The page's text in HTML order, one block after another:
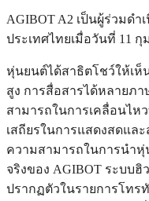
AGIBOT A2 เป็นผู้ร่วมดำ
ประเทศไทยเมื่อวันที่ 11 กุ
หุ่นยนต์ได้สาธิตโชว์ให้เ
สูง การสื่อสารได้หลายภ
สามารถในการเคลื่อนไ
เสถียรในการแสดงสดแล
ความสามารถในการนำ
จริงของ AGIBOT ระบบ
ปรากฏตัวในรายการโท